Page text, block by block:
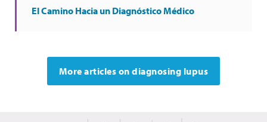
El Camino Hacia un Diagnóstico Médico
More articles on diagnosing lupus